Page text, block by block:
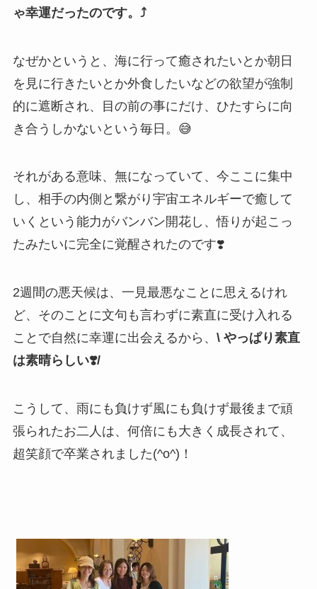
ゃ幸運だったのです。⤴︎
なぜかというと、海に行って癒されたいとか朝日
を見に行きたいとか外食したいなどの欲望が強制
的に遮断され、目の前の事にだけ、ひたすらに向
き合うしかないという毎日。😅
それがある意味、無になっていて、今ここに集中
し、相手の内側と繋がり宇宙エネルギーで癒して
いくという能力がバンバン開花し、悟りが起こっ
たみたいに完全に覚醒されたのです❣️
2週間の悪天候は、一見最悪なことに思えるけれ
ど、そのことに文句も言わずに素直に受け入れる
ことで自然に幸運に出会えるから、 \ やっぱり素直
は素晴らしい❣️/
こうして、雨にも負けず風にも負けず最後まで頑
張られたお二人は、何倍にも大きく成長されて、
超笑顔で卒業されました(^o^)！